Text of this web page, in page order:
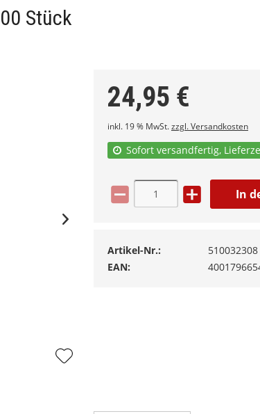
Stück
24,95 €
inkl. 19 % MwSt.zzgl. Versandkosten
Sofort versandfertig,
In
Artikel-Nr.:
510032308
EAN: